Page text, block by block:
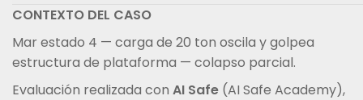
CONTEXTO DEL CASO
Mar estado 4 — carga de 20 ton oscila y golpea
estructura de plataforma — colapso parcial.
Evaluación realizada con AI Safe (AI Safe Academy),